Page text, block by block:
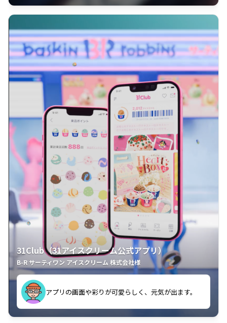
31Club（31アイスクリーム公式アプリ）
B-R サーティワン アイスクリーム 株式会社様
アプリの画面や彩りが可愛らしく、元気が出ます。
クラスごとに特典があるようなので使うのが楽しいで
す。